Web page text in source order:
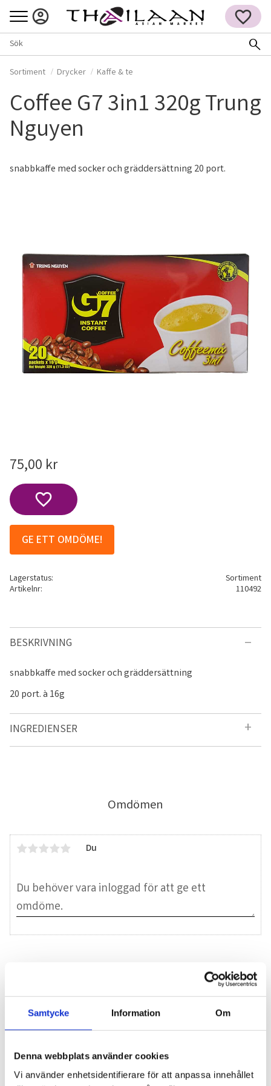
Samtycke Information Om
Denna webbplats använder cookies
Vi använder enhetsidentifierare för att anpassa innehållet
FAVORITER
Sortiment Drycker Kaffe & te
Coffee G7 3in1 320g Trung
Nguyen
snabbkaffe med socker och gräddersättning 20 port.
75,00 kr
Lägg till i favoriter
Lagerstatus
Sortiment
Artikelnr
110492
GE ETT OMDÖME!
BESKRIVNING
snabbkaffe med socker och gräddersättning
20 port. à 16g
INGREDIENSER
Omdömen
Du
Blogg
Bläckfisk – en favorit i det asiatiska